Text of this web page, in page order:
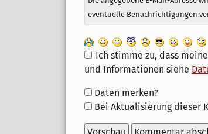
eventuelle Benachrichtigungen
Ich stimme zu, dass
und Informationen siehe
Formular-
Optionen
Daten merken?
Bei Aktualisierung dieser